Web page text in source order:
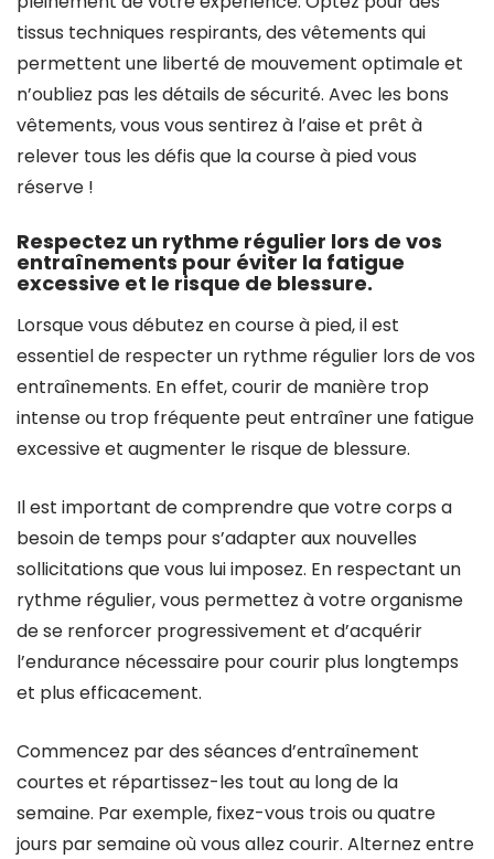
tissus techniques respirants, des vêtements qui
permettent une liberté de mouvement optimale et
n’oubliez pas les détails de sécurité. Avec les bons
vêtements, vous vous sentirez à l’aise et prêt à
relever tous les défis que la course à pied vous
réserve !
Respectez un rythme régulier lors de vos
entraînements pour éviter la fatigue
excessive et le risque de blessure.
Lorsque vous débutez en course à pied, il est
essentiel de respecter un rythme régulier lors de vos
entraînements. En effet, courir de manière trop
intense ou trop fréquente peut entraîner une fatigue
excessive et augmenter le risque de blessure.
Il est important de comprendre que votre corps a
besoin de temps pour s’adapter aux nouvelles
sollicitations que vous lui imposez. En respectant un
rythme régulier, vous permettez à votre organisme
de se renforcer progressivement et d’acquérir
l’endurance nécessaire pour courir plus longtemps
et plus efficacement.
Commencez par des séances d’entraînement
courtes et répartissez-les tout au long de la
semaine. Par exemple, fixez-vous trois ou quatre
jours par semaine où vous allez courir. Alternez entre